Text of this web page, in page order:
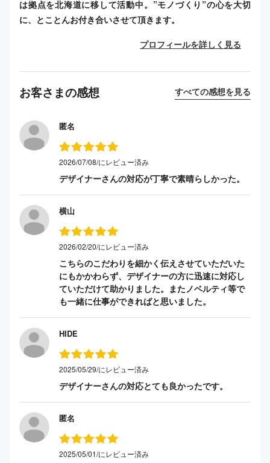
は拠点を北海道に移して活動中。”モノづくり”の心を大切
に、とことんお付き合いさせて頂きます。
プロフィールを詳しく見る
お客さまの感想 すべての感想を見る
匿名
2026/07/08/にレビュー済み
デザイナーさんの対応が丁寧で素晴らしかった。
横山
2026/02/20/にレビュー済み
こちらのこだわりを細かく伝えさせていただいた
にもかかわらず、デザイナーの方に迅速に対応し
ていただけて助かりました。またノベルティ等で
も一緒に仕事ができればと思いました。
HIDE
2025/05/29/にレビュー済み
デザイナーさんの対応とても良かったです。
匿名
2025/05/01/にレビュー済み